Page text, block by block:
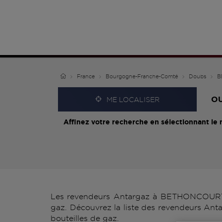
France Bourgogne-Franche-Comté Doubs
ME LOCALISER
Affinez votre recherche en sélectionnant le
Les revendeurs Antargaz à
gaz. Découvrez la liste des revendeurs
bouteilles de gaz.